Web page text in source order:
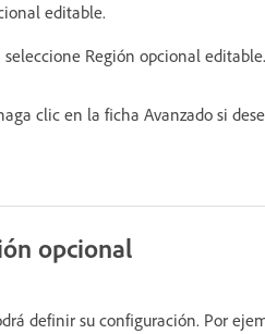
editable.
Región opcional editable.
clic en la ficha Avanzado si
opcional
definir su configuración. Por